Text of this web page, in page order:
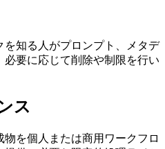
知る人がプロンプト、メタデ
要に応じて削除や制限を行い
ス
を個人または商用ワークフロ